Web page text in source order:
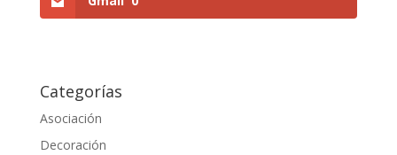
Categorías
Asociación
Decoración